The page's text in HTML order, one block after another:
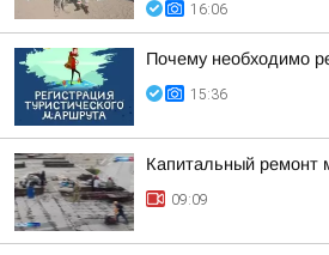
16:06
Почему необходимо
15:36
Капитальный ремонт
09:09